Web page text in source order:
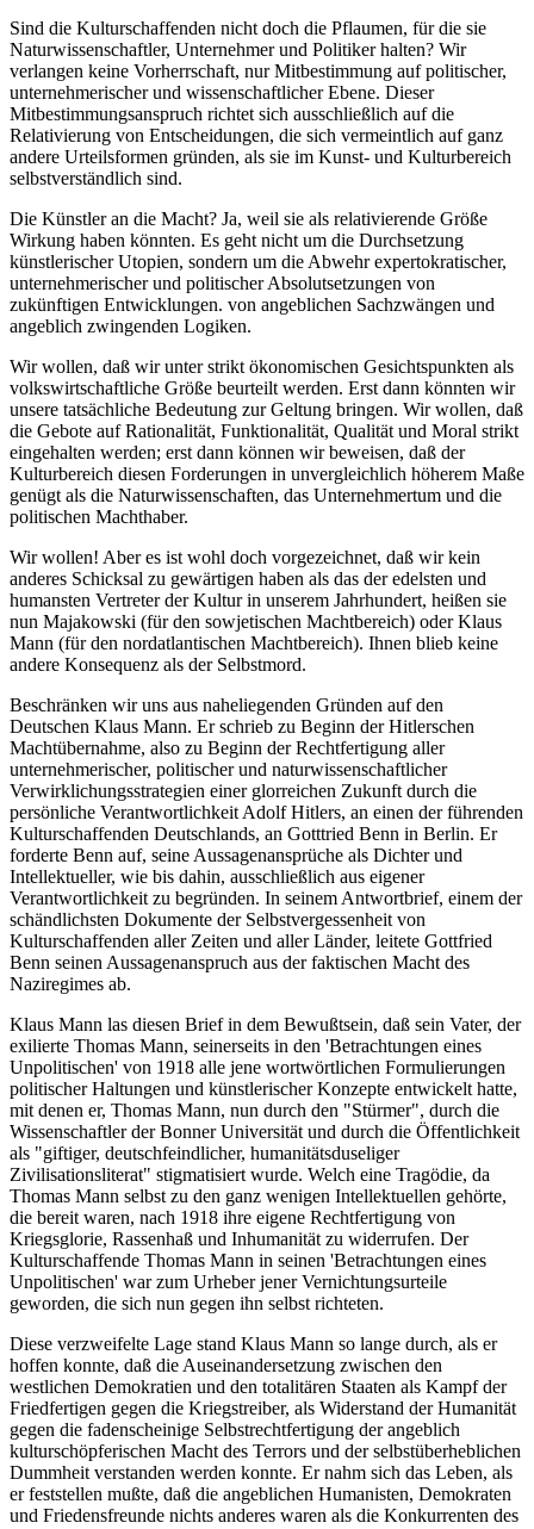
Sind die Kulturschaffenden nicht doch die Pflaumen, für die sie
Naturwissenschaftler, Unternehmer und Politiker halten? Wir
verlangen keine Vorherrschaft, nur Mitbestimmung auf politischer,
unternehmerischer und wissenschaftlicher Ebene. Dieser
Mitbestimmungsanspruch richtet sich ausschließlich auf die
Relativierung von Entscheidungen, die sich vermeintlich auf ganz
andere Urteilsformen gründen, als sie im Kunst- und Kulturbereich
selbstverständlich sind.
Die Künstler an die Macht? Ja, weil sie als relativierende Größe
Wirkung haben könnten. Es geht nicht um die Durchsetzung
künstlerischer Utopien, sondern um die Abwehr expertokratischer,
unternehmerischer und politischer Absolutsetzungen von
zukünftigen Entwicklungen. von angeblichen Sachzwängen und
angeblich zwingenden Logiken.
Wir wollen, daß wir unter strikt ökonomischen Gesichtspunkten als
volkswirtschaftliche Größe beurteilt werden. Erst dann könnten wir
unsere tatsächliche Bedeutung zur Geltung bringen. Wir wollen, daß
die Gebote auf Rationalität, Funktionalität, Qualität und Moral strikt
eingehalten werden; erst dann können wir beweisen, daß der
Kulturbereich diesen Forderungen in unvergleichlich höherem Maße
genügt als die Naturwissenschaften, das Unternehmertum und die
politischen Machthaber.
Wir wollen! Aber es ist wohl doch vorgezeichnet, daß wir kein
anderes Schicksal zu gewärtigen haben als das der edelsten und
humansten Vertreter der Kultur in unserem Jahrhundert, heißen sie
nun Majakowski (für den sowjetischen Machtbereich) oder Klaus
Mann (für den nordatlantischen Machtbereich). Ihnen blieb keine
andere Konsequenz als der Selbstmord.
Beschränken wir uns aus naheliegenden Gründen auf den
Deutschen Klaus Mann. Er schrieb zu Beginn der Hitlerschen
Machtübernahme, also zu Beginn der Rechtfertigung aller
unternehmerischer, politischer und naturwissenschaftlicher
Verwirklichungsstrategien einer glorreichen Zukunft durch die
persönliche Verantwortlichkeit Adolf Hitlers, an einen der führenden
Kulturschaffenden Deutschlands, an Gotttried Benn in Berlin. Er
forderte Benn auf, seine Aussagenansprüche als Dichter und
Intellektueller, wie bis dahin, ausschließlich aus eigener
Verantwortlichkeit zu begründen. In seinem Antwortbrief, einem der
schändlichsten Dokumente der Selbstvergessenheit von
Kulturschaffenden aller Zeiten und aller Länder, leitete Gottfried
Benn seinen Aussagenanspruch aus der faktischen Macht des
Naziregimes ab.
Klaus Mann las diesen Brief in dem Bewußtsein, daß sein Vater, der
exilierte Thomas Mann, seinerseits in den 'Betrachtungen eines
Unpolitischen' von 1918 alle jene wortwörtlichen Formulierungen
politischer Haltungen und künstlerischer Konzepte entwickelt hatte,
mit denen er, Thomas Mann, nun durch den "Stürmer", durch die
Wissenschaftler der Bonner Universität und durch die Öffentlichkeit
als "giftiger, deutschfeindlicher, humanitätsduseliger
Zivilisationsliterat" stigmatisiert wurde. Welch eine Tragödie, da
Thomas Mann selbst zu den ganz wenigen Intellektuellen gehörte,
die bereit waren, nach 1918 ihre eigene Rechtfertigung von
Kriegsglorie, Rassenhaß und Inhumanität zu widerrufen. Der
Kulturschaffende Thomas Mann in seinen 'Betrachtungen eines
Unpolitischen' war zum Urheber jener Vernichtungsurteile
geworden, die sich nun gegen ihn selbst richteten.
Diese verzweifelte Lage stand Klaus Mann so lange durch, als er
hoffen konnte, daß die Auseinandersetzung zwischen den
westlichen Demokratien und den totalitären Staaten als Kampf der
Friedfertigen gegen die Kriegstreiber, als Widerstand der Humanität
gegen die fadenscheinige Selbstrechtfertigung der angeblich
kulturschöpferischen Macht des Terrors und der selbstüberheblichen
Dummheit verstanden werden konnte. Er nahm sich das Leben, als
er feststellen mußte, daß die angeblichen Humanisten, Demokraten
und Friedensfreunde nichts anderes waren als die Konkurrenten des